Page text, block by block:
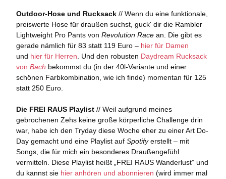
Outdoor-Hose und Rucksack// Wenn du eine funktionale,
preiswerte Hose für draußen suchst, guck' dir die Rambler
Lightweight Pro Pants von Revolution Racean. Die gibt es
gerade nämlich für 83 statt 119 Euro – hier für Damen
und hier für Herren . Und den robusten Daydream Rucksack
von Bach bekommst du (in der 40l-Variante und einer
schönen Farbkombination, wie ich finde) momentan für 125
statt 250 Euro.
Die FREI RAUS Playlist// Weil aufgrund meines
gebrochenen Zehs keine große körperliche Challenge drin
war, habe ich den Tryday diese Woche eher zu einer Art Do-
Day gemacht und eine Playlist auf Spotifyerstellt – mit
Songs, die für mich ein besonderes Draußengefühl
vermitteln. Diese Playlist heißt „FREI RAUS Wanderlust” und
du kannst sie hier anhören und abonnieren (wird immer mal